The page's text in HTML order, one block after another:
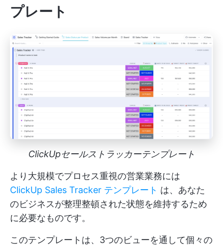
プレート
ClickUpセールストラッカーテンプレート
より大規模でプロセス重視の営業業務には
ClickUp Sales Tracker テンプレート は、あなた
のビジネスが整理整頓された状態を維持するため
に必要なものです。
このテンプレートは、3つのビューを通して個々の